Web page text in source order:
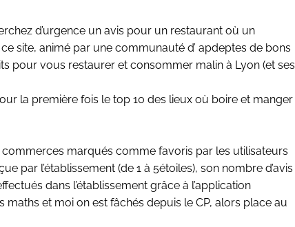
d’urgence un avis pour un restaurant où un
site, animé par une communauté d’ apdeptes de bons
pour vous restaurer et consommer malin à Lyon (et ses
la première fois le top 10 des lieux où boire et manger
commerces marqués comme favoris par les utilisateurs
par l’établissement (de 1 à 5étoiles), son nombre d’avis
dans l’établissement grâce à l’application
maths et moi on est fâchés depuis le CP, alors place au